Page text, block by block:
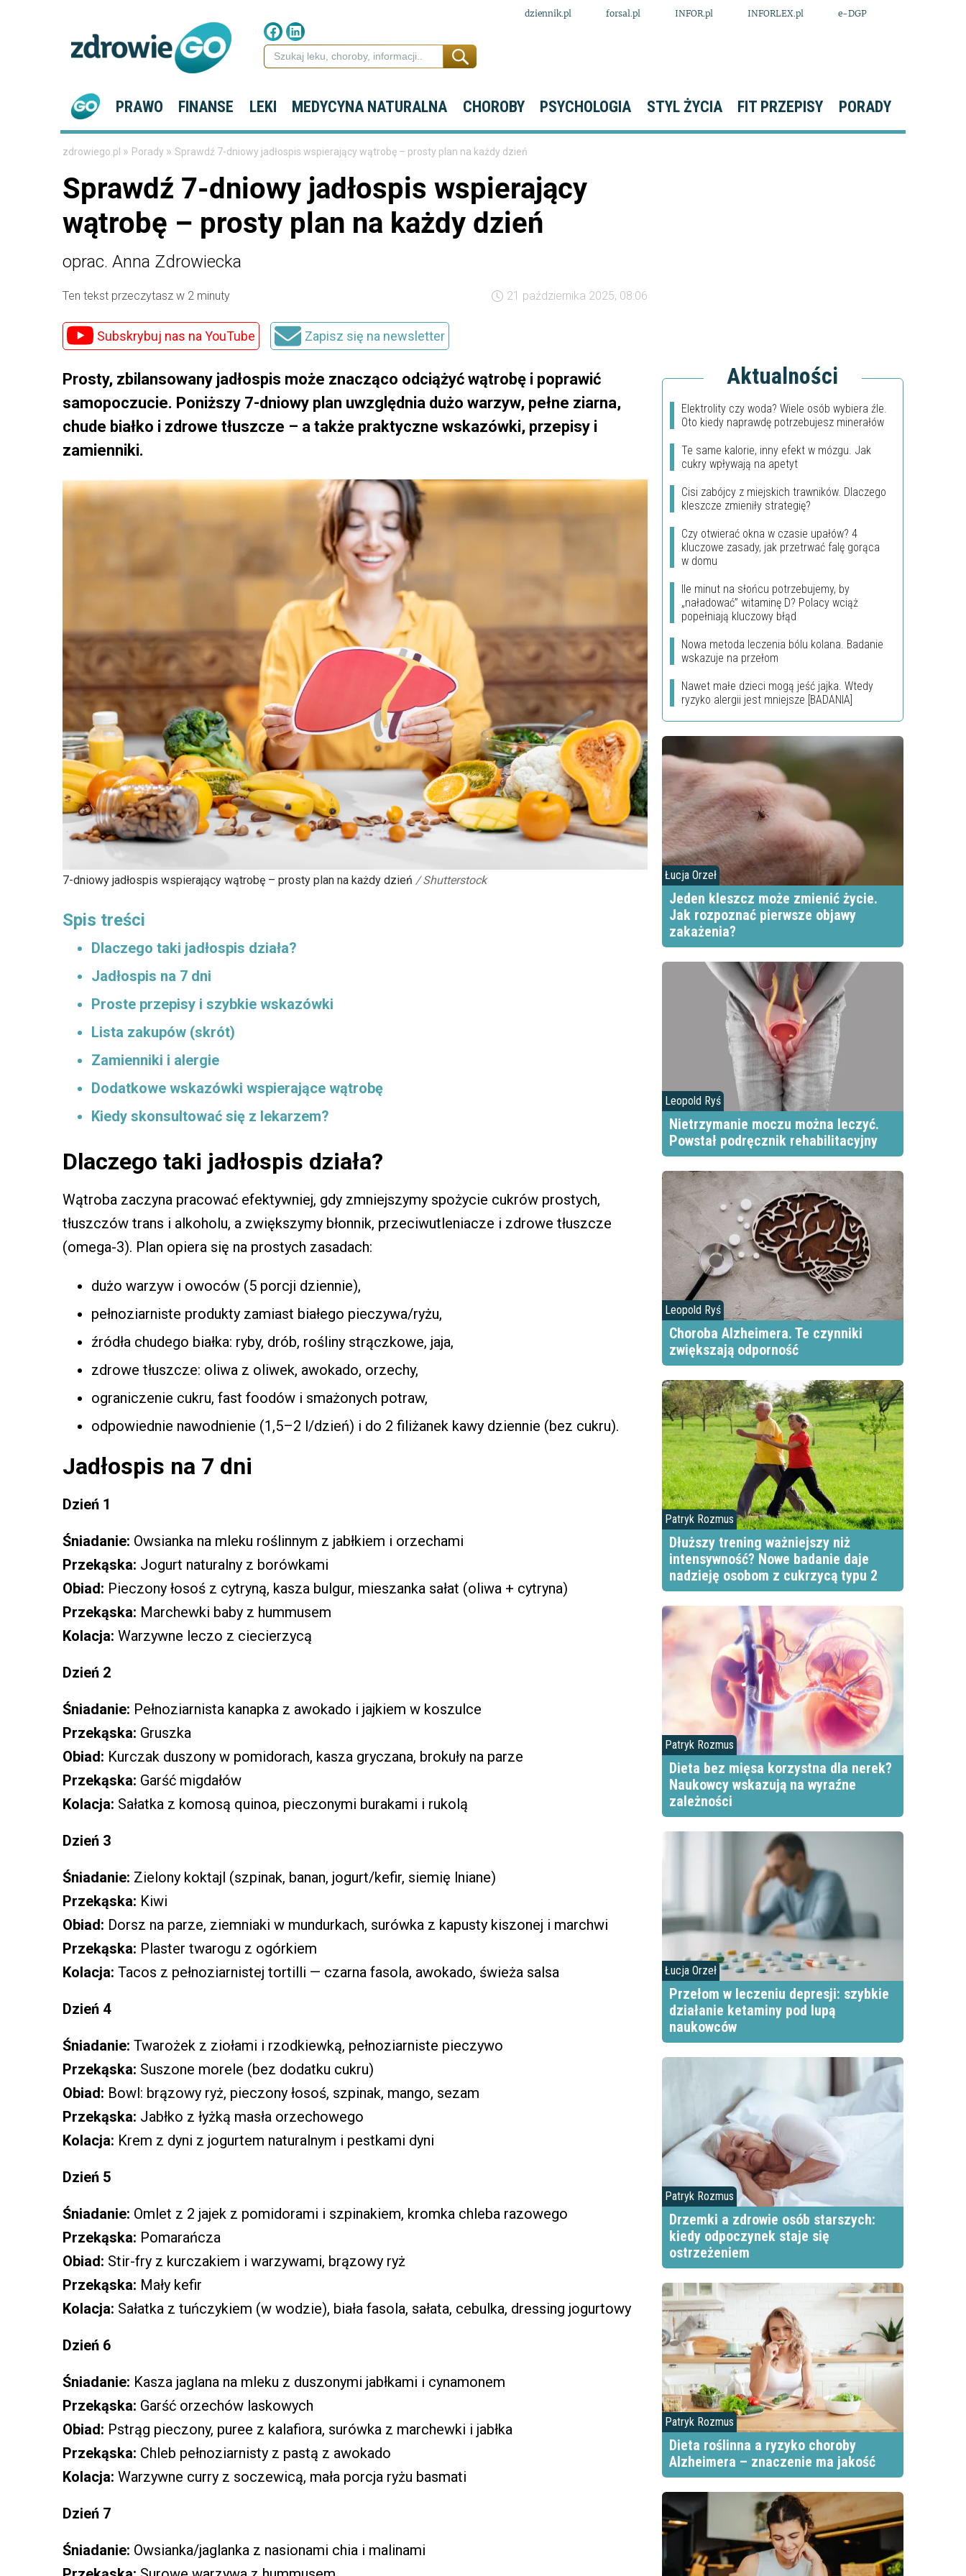
dziennik.pl forsal.pl INFOR.pl INFORLEX.pl e-DGP
PRAWO FINANSE LEKI MEDYCYNA NATURALNA CHOROBY PSYCHOLOGIA STYL ŻYCIA FIT PRZEPISY PORADY
zdrowiego.pl » Porady » Sprawdź 7-dniowy jadłospis wspierający wątrobę – prosty plan na każdy dzień
Sprawdź 7-dniowy jadłospis wspierający
wątrobę – prosty plan na każdy dzień
oprac. Anna Zdrowiecka
Ten tekst przeczytasz w 2 minuty 21 października 2025, 08:06
Subskrybuj nas na YouTube Zapisz się na newsletter
Prosty, zbilansowany jadłospis może znacząco odciążyć wątrobę i poprawić
samopoczucie. Poniższy 7-dniowy plan uwzględnia dużo warzyw, pełne ziarna,
chude białko i zdrowe tłuszcze – a także praktyczne wskazówki, przepisy i
zamienniki.
7-dniowy jadłospis wspierający wątrobę – prosty plan na każdy dzień / Shutterstock
Spis treści
Dlaczego taki jadłospis działa?
Jadłospis na 7 dni
Proste przepisy i szybkie wskazówki
Lista zakupów (skrót)
Zamienniki i alergie
Dodatkowe wskazówki wspierające wątrobę
Kiedy skonsultować się z lekarzem?
Dlaczego taki jadłospis działa?
Wątroba zaczyna pracować efektywniej, gdy zmniejszymy spożycie cukrów prostych,
tłuszczów trans i alkoholu, a zwiększymy błonnik, przeciwutleniacze i zdrowe tłuszcze
(omega-3). Plan opiera się na prostych zasadach:
dużo warzyw i owoców (5 porcji dziennie),
pełnoziarniste produkty zamiast białego pieczywa/ryżu,
źródła chudego białka: ryby, drób, rośliny strączkowe, jaja,
zdrowe tłuszcze: oliwa z oliwek, awokado, orzechy,
ograniczenie cukru, fast foodów i smażonych potraw,
odpowiednie nawodnienie (1,5–2 l/dzień) i do 2 filiżanek kawy dziennie (bez cukru).
Jadłospis na 7 dni
Dzień 1
Śniadanie: Owsianka na mleku roślinnym z jabłkiem i orzechami
Przekąska: Jogurt naturalny z borówkami
Obiad: Pieczony łosoś z cytryną, kasza bulgur, mieszanka sałat (oliwa + cytryna)
Przekąska: Marchewki baby z hummusem
Kolacja: Warzywne leczo z ciecierzycą
Dzień 2
Śniadanie: Pełnoziarnista kanapka z awokado i jajkiem w koszulce
Przekąska: Gruszka
Obiad: Kurczak duszony w pomidorach, kasza gryczana, brokuły na parze
Przekąska: Garść migdałów
Kolacja: Sałatka z komosą quinoa, pieczonymi burakami i rukolą
Dzień 3
Śniadanie: Zielony koktajl (szpinak, banan, jogurt/kefir, siemię lniane)
Przekąska: Kiwi
Obiad: Dorsz na parze, ziemniaki w mundurkach, surówka z kapusty kiszonej i marchwi
Przekąska: Plaster twarogu z ogórkiem
Kolacja: Tacos z pełnoziarnistej tortilli — czarna fasola, awokado, świeża salsa
Dzień 4
Śniadanie: Twarożek z ziołami i rzodkiewką, pełnoziarniste pieczywo
Przekąska: Suszone morele (bez dodatku cukru)
Obiad: Bowl: brązowy ryż, pieczony łosoś, szpinak, mango, sezam
Przekąska: Jabłko z łyżką masła orzechowego
Kolacja: Krem z dyni z jogurtem naturalnym i pestkami dyni
Dzień 5
Śniadanie: Omlet z 2 jajek z pomidorami i szpinakiem, kromka chleba razowego
Przekąska: Pomarańcza
Obiad: Stir-fry z kurczakiem i warzywami, brązowy ryż
Przekąska: Mały kefir
Kolacja: Sałatka z tuńczykiem (w wodzie), biała fasola, sałata, cebulka, dressing jogurtowy
Dzień 6
Śniadanie: Kasza jaglana na mleku z duszonymi jabłkami i cynamonem
Przekąska: Garść orzechów laskowych
Obiad: Pstrąg pieczony, puree z kalafiora, surówka z marchewki i jabłka
Przekąska: Chleb pełnoziarnisty z pastą z awokado
Kolacja: Warzywne curry z soczewicą, mała porcja ryżu basmati
Dzień 7
Śniadanie: Owsianka/jaglanka z nasionami chia i malinami
Aktualności
Elektrolity czy woda? Wiele osób wybiera źle.
Oto kiedy naprawdę potrzebujesz minerałów
Te same kalorie, inny efekt w mózgu. Jak
cukry wpływają na apetyt
Cisi zabójcy z miejskich trawników. Dlaczego
kleszcze zmieniły strategię?
Czy otwierać okna w czasie upałów? 4
kluczowe zasady, jak przetrwać falę gorąca
w domu
Ile minut na słońcu potrzebujemy, by
„naładować” witaminę D? Polacy wciąż
popełniają kluczowy błąd
Nowa metoda leczenia bólu kolana. Badanie
wskazuje na przełom
Nawet małe dzieci mogą jeść jajka. Wtedy
ryzyko alergii jest mniejsze [BADANIA]
Łucja Orzeł
Jeden kleszcz może zmienić życie.
Jak rozpoznać pierwsze objawy
zakażenia?
Leopold Ryś
Nietrzymanie moczu można leczyć.
Powstał podręcznik rehabilitacyjny
Leopold Ryś
Choroba Alzheimera. Te czynniki
zwiększają odporność
Patryk Rozmus
Dłuższy trening ważniejszy niż
intensywność? Nowe badanie daje
nadzieję osobom z cukrzycą typu 2
Patryk Rozmus
Dieta bez mięsa korzystna dla nerek?
Naukowcy wskazują na wyraźne
zależności
Łucja Orzeł
Przełom w leczeniu depresji: szybkie
działanie ketaminy pod lupą
naukowców
Patryk Rozmus
Drzemki a zdrowie osób starszych:
kiedy odpoczynek staje się
ostrzeżeniem
Patryk Rozmus
Dieta roślinna a ryzyko choroby
Alzheimera – znaczenie ma jakość